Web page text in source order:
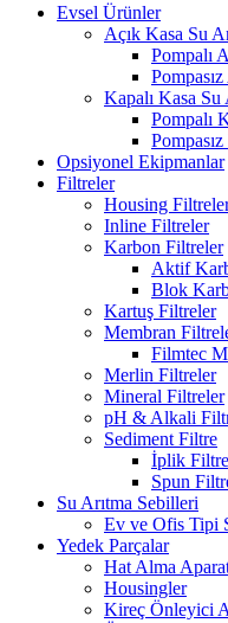
Evsel Ürünler
Açık Kasa Su
Pompalı
Kapalı Kasa Su
Pompalı
Opsiyonel Ekipmanlar
Filtreler
Housing
Inline Filtreler
Karbon Filtreler
Aktif
Blok
Kartuş Filtreler
Membran
Filmtec
Merlin Filtreler
Mineral Filtreler
pH & Alkali
Sediment Filtre
İplik
Spun
Su Arıtma Sebilleri
Ev ve Ofis Tipi
Yedek Parçalar
Hat Alma
Housingler
Kireç Önleyici